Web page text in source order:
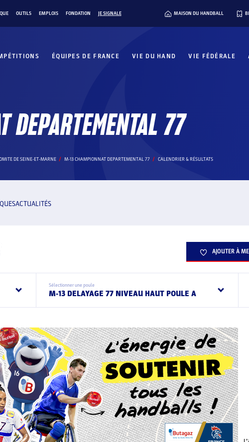
OUTILS EMPLOIS FONDATION JE SIGNALE MAISON DU HANDBALL
ÉQUIPES DE FRANCE VIE DU HAND VIE FÉDÉRALE
DEPARTEMENTAL 77
DE SEINE-ET-MARNE M-13 CHAMPIONNAT DEPARTEMENTAL 77 CALENDRIER & RÉSULTATS
ACTUALITÉS
AJOUTER À
Sélectionner une poule
M-13 DELAYAGE 77 NIVEAU HAUT POULE A